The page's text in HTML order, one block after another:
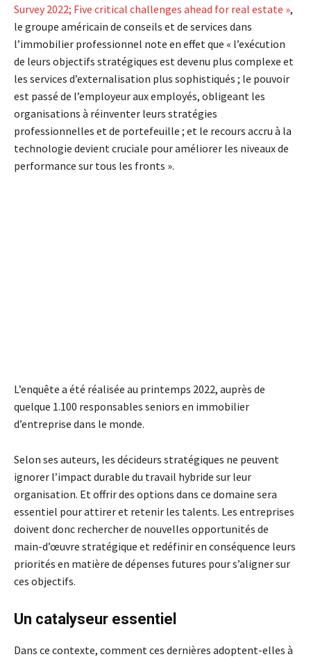
Survey 2022; Five critical challenges ahead for real estate »,
le groupe américain de conseils et de services dans
l’immobilier professionnel note en effet que « l’exécution
de leurs objectifs stratégiques est devenu plus complexe et
les services d’externalisation plus sophistiqués ; le pouvoir
est passé de l’employeur aux employés, obligeant les
organisations à réinventer leurs stratégies
professionnelles et de portefeuille ; et le recours accru à la
technologie devient cruciale pour améliorer les niveaux de
performance sur tous les fronts ».
L’enquête a été réalisée au printemps 2022, auprès de
quelque 1.100 responsables seniors en immobilier
d’entreprise dans le monde.
Selon ses auteurs, les décideurs stratégiques ne peuvent
ignorer l’impact durable du travail hybride sur leur
organisation. Et offrir des options dans ce domaine sera
essentiel pour attirer et retenir les talents. Les entreprises
doivent donc rechercher de nouvelles opportunités de
main-d’œuvre stratégique et redéfinir en conséquence leurs
priorités en matière de dépenses futures pour s’aligner sur
ces objectifs.
Un catalyseur essentiel
Dans ce contexte, comment ces dernières adoptent-elles à